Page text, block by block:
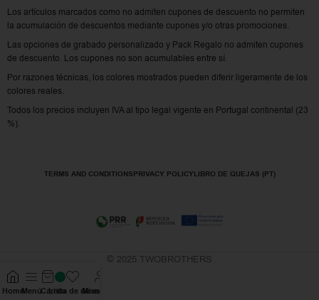
Los artículos marcados como no admiten cupones de descuento no permiten
la acumulación de descuentos mediante cupones y/o otras promociones.
Las opciones de grabado personalizado y Pack Regalo no admiten cupones
de descuento. Los cupones no son acumulables entre sí.
Por razones técnicas, los colores mostrados pueden diferir ligeramente de los
colores reales.
Todos los precios incluyen IVA al tipo legal vigente en Portugal continental (23
%).
TERMS AND CONDITIONSPRIVACY POLICYLIBRO DE QUEJAS (PT)
© 2025 TWOBROTHERS
HomeMenúCarrito
Lista de deseos
Mi cuenta